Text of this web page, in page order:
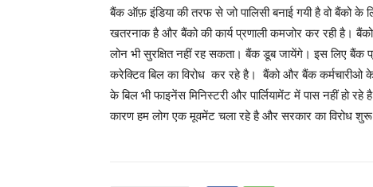
बैंक ऑफ़ इंडिया की तरफ से जो पालिसी बनाई गयी है वो बैंको के
खतरनाक है और बैंको की कार्य प्रणाली कमजोर कर रही है।
लोन भी सुरक्षित नहीं रह सकता। बैंक डूब जायेंगे। इस लिए बैंक
करेक्टिव बिल का विरोध कर रहे है। बैंको और बैंक कर्मचारीओ
के बिल भी फाइनेंस मिनिस्टरी और पार्लियामेंट में पास नहीं हो रहे
कारण हम लोग एक मूवमेंट चला रहे है और सरकार का विरोध शुरू